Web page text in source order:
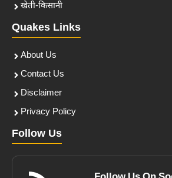
खेती-किसानी
Quakes Links
About Us
Contact Us
Disclaimer
Privacy Policy
Follow Us